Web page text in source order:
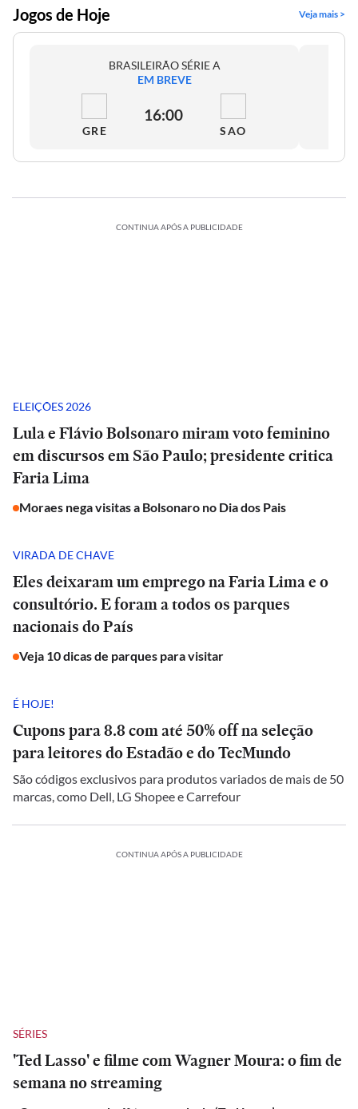
Jogos de Hoje Veja mais >
BRASILEIRÃO SÉRIE A
EM BREVE
GRE
16:00
SAO
CONTINUA APÓS A PUBLICIDADE
ELEIÇÕES 2026
Lula e Flávio Bolsonaro miram voto feminino
em discursos em São Paulo; presidente critica
Faria Lima
Moraes nega visitas a Bolsonaro no Dia dos Pais
VIRADA DE CHAVE
Eles deixaram um emprego na Faria Lima e o
consultório. E foram a todos os parques
nacionais do País
Veja 10 dicas de parques para visitar
É HOJE!
Cupons para 8.8 com até 50% off na seleção
para leitores do Estadão e do TecMundo
São códigos exclusivos para produtos variados de mais de 50
marcas, como Dell, LG Shopee e Carrefour
CONTINUA APÓS A PUBLICIDADE
SÉRIES
'Ted Lasso' e filme com Wagner Moura: o fim de
semana no streaming